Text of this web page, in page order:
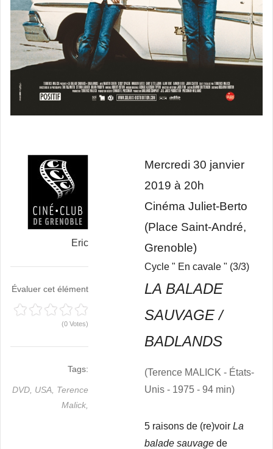
Eric
Évaluer cet élément
(0 Votes)
Tags:
DVD, USA, Terence
Malick,
Mercredi 30 janvier
2019 à 20h
Cinéma Juliet-Berto
(Place Saint-André,
Grenoble)
Cycle " En cavale " (3/3)
LA BALADE
SAUVAGE /
BADLANDS
(Terence MALICK - États-
Unis - 1975 - 94 min)
5 raisons de (re)voir La
balade sauvage de